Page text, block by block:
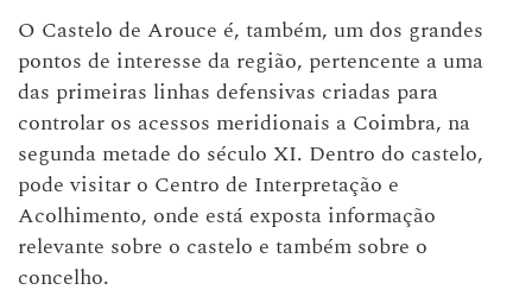
O Castelo de Arouce é, também, um dos grandes
pontos de interesse da região, pertencente a uma
das primeiras linhas defensivas criadas para
controlar os acessos meridionais a Coimbra, na
segunda metade do século XI. Dentro do castelo,
pode visitar o Centro de Interpretação e
Acolhimento, onde está exposta informação
relevante sobre o castelo e também sobre o
concelho.